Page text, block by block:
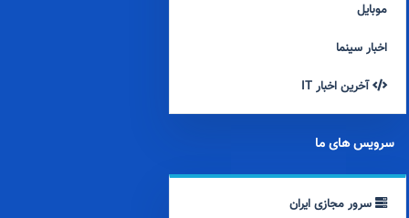
موبایل
اخبار سینما
آخرین اخبار IT
سرویس های ما
سرور مجازی ایران